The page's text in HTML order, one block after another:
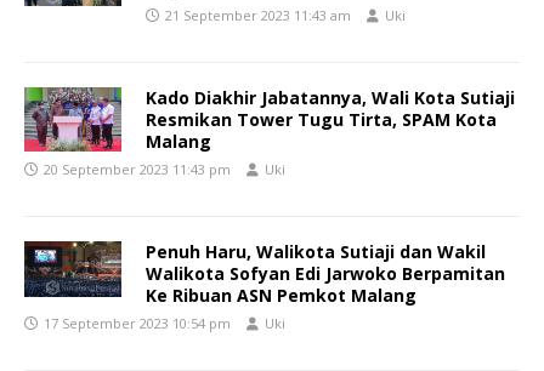
21 September 2023 11:43 am Uki
Kado Diakhir Jabatannya, Wali Kota Sutiaji
Resmikan Tower Tugu Tirta, SPAM Kota
Malang
20 September 2023 11:43 pm Uki
Penuh Haru, Walikota Sutiaji dan Wakil
Walikota Sofyan Edi Jarwoko Berpamitan
Ke Ribuan ASN Pemkot Malang
17 September 2023 10:54 pm Uki